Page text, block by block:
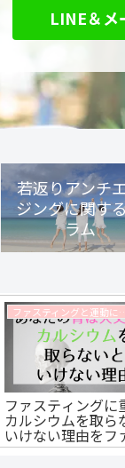
LINE＆メ
若返りアンチ
ジングに関す
ラム
ファスティング
ファスティングに
カルシウムを取ら
いけない理由をフ
ングマイスターが